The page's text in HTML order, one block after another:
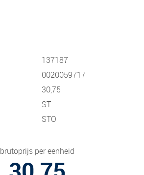
137187
0020059717
30,75
ST
STO
brutoprijs per eenheid